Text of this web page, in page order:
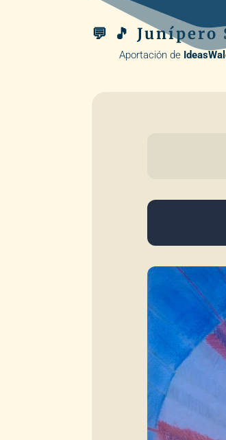
💬 🎵
Aportación de I